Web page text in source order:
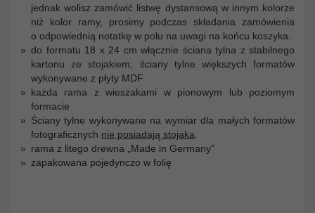
jednak wolisz zamówić listwę dystansową w innym kolorze
niż kolor ramy, prosimy podczas składania zamówienia
o odpowiednią notatkę w polu na uwagi na końcu koszyka.
do formatu 18 x 24 cm włącznie ściana tylna z stabilnego
kartonu ze stojakiem; ściany tylne większych formatów
wykonywane z płyty MDF
każda rama z wieszakami w pionowym lub poziomym
formacie
Ściany tylne wykonywane na wymiar dla małych formatów
fotograficznych nie posiadają stojaka
rama z litego drewna „Made in Germany”
zapakowana pojedynczo w folię